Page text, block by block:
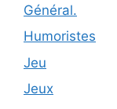
Général.
Humoristes
Jeu
Jeux